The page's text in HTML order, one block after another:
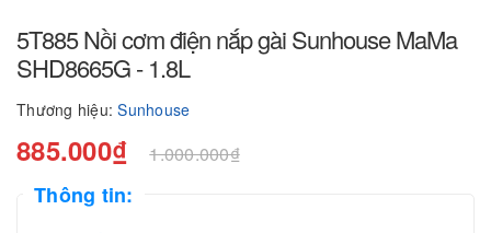
5T885 Nồi cơm điện nắp gài Sunhouse MaMa
SHD8665G - 1.8L
Thương hiệu: Sunhouse
885.000₫ 1.000.000₫
Thông tin: